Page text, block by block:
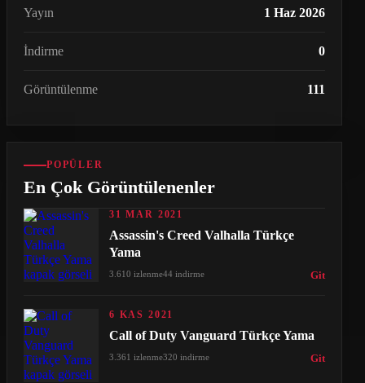
Yayın 1 Haz 2026
İndirme 0
Görüntülenme 111
POPÜLER
En Çok Görüntülenenler
31 MAR 2021
Assassin's Creed Valhalla Türkçe
Yama
3.610 izlenme44 indirme Git
6 KAS 2021
Call of Duty Vanguard Türkçe Yama
3.361 izlenme320 indirme Git